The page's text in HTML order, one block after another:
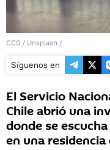
CC0 / Unsplash /
Síguenos en
El Servicio
Chile abrió una
donde se
en una